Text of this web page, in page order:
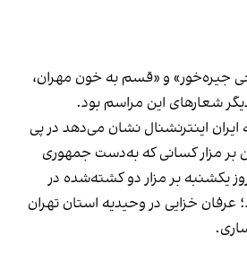
جیره‌خور» و «قسم به خون مهران،
دیگر شعارهای این مراسم بود.
ایران اینترنشنال نشان می‌دهد در پی
بر مزار کسانی که به‌دست جمهوری
یکشنبه بر مزار دو کشته‌شده در
عرفان خزایی در وحیدیه استان تهران